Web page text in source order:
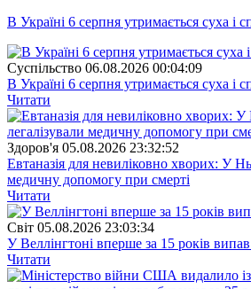
В Україні 6 серпня утримається суха і
Суспiльство 06.08.2026 00:04:09
В Україні 6 серпня утримається суха і
Читати
Здоров'я 05.08.2026 23:32:52
Евтаназія для невиліковно хворих: У
медичну допомогу при смерті
Читати
Свiт 05.08.2026 23:03:34
У Веллінгтоні вперше за 15 років випав
Читати